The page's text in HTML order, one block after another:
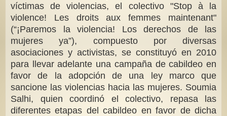
víctimas de violencias, el colectivo "Stop à la
violence! Les droits aux femmes maintenant"
(“¡Paremos la violencia! Los derechos de las
mujeres ya”), compuesto por diversas
asociaciones y activistas, se constituyó en 2010
para llevar adelante una campaña de cabildeo en
favor de la adopción de una ley marco que
sancione las violencias hacia las mujeres. Soumia
Salhi, quien coordinó el colectivo, repasa las
diferentes etapas del cabildeo en favor de dicha